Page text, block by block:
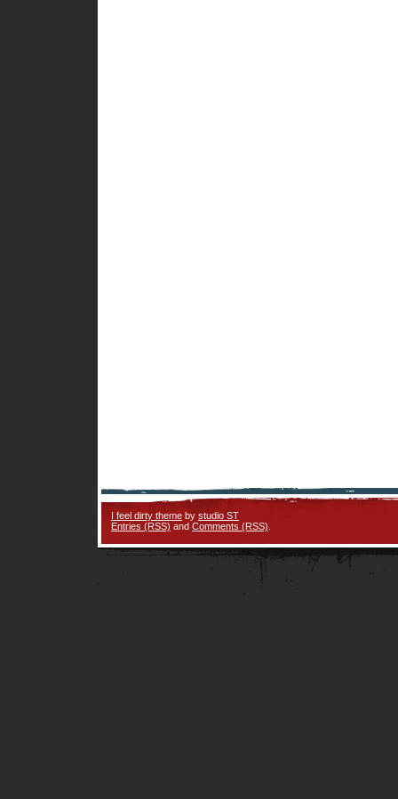
I feel dirty theme by studio ST
Entries (RSS) and Comments (RSS)